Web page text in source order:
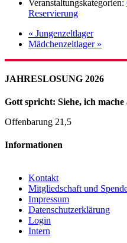
Veranstaltungskategorien:
Reservierung
« Jungenzeltlager
Mädchenzeltlager »
JAHRESLOSUNG 2026
Gott spricht: Siehe, ich mache
Offenbarung 21,5
Informationen
Kontakt
Mitgliedschaft und
Impressum
Datenschutzerklärung
Login
Intern